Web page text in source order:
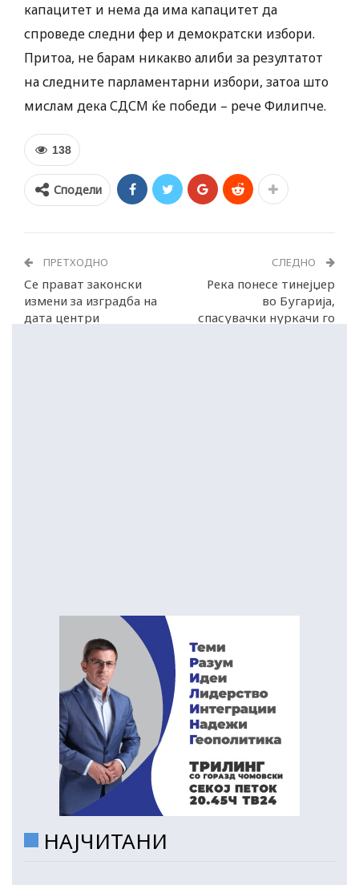
капацитет и нема да има капацитет да
спроведе следни фер и демократски избори.
Притоа, не барам никакво алиби за резултатот
на следните парламентарни избори, затоа што
мислам дека СДСМ ќе победи – рече Филипче.
138
Сподели
ПРЕТХОДНО
Се прават законски
измени за изградба на
дата центри
СЛЕДНО
Река понесе тинејџер
во Бугарија,
спасувачки нуркачи го
НАЈЧИТАНИ